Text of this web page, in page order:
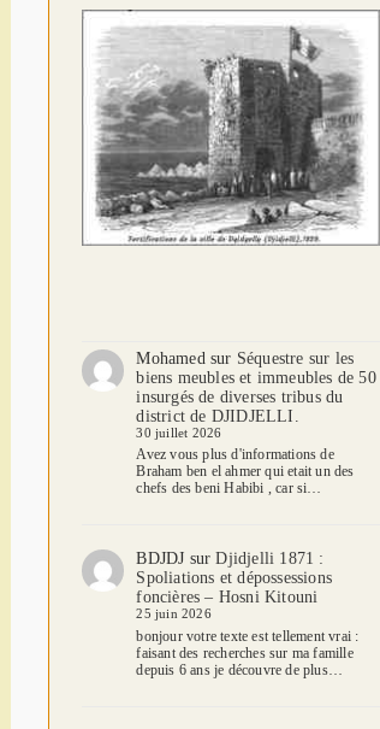
Mohamed sur Séquestre sur les
biens meubles et immeubles de 50
insurgés de diverses tribus du
district de DJIDJELLI.
30 juillet 2026
Avez vous plus d'informations de
Braham ben el ahmer qui etait un des
chefs des beni Habibi , car si…
BDJDJ surDjidjelli 1871 :
Spoliations et dépossessions
foncières – Hosni Kitouni
25 juin 2026
bonjour votre texte est tellement vrai :
faisant des recherches sur ma famille
depuis 6 ans je découvre de plus…